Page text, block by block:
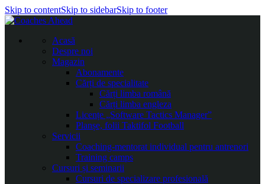
Skip to contentSkip to sidebarSkip to footer
Acasă
Despre noi
Magazin
Abonamente
Cărți de specialitate
Cărți limba română
Cărți limba engleza
Licențe „Software Tactics Manager”
Planșe, folii Taktifol Football
Servicii
Coaching-mentorat individual pentru antrenori
Training camps
Cursuri și seminarii
Cursuri de specializare profesională